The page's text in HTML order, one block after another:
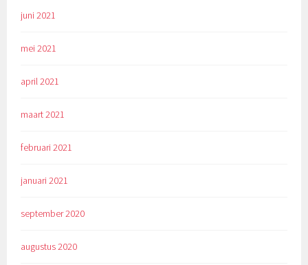
juni 2021
mei 2021
april 2021
maart 2021
februari 2021
januari 2021
september 2020
augustus 2020